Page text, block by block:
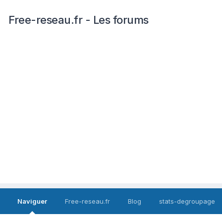
Free-reseau.fr - Les forums
Naviguer Free-reseau.fr Blog stats-degroupage